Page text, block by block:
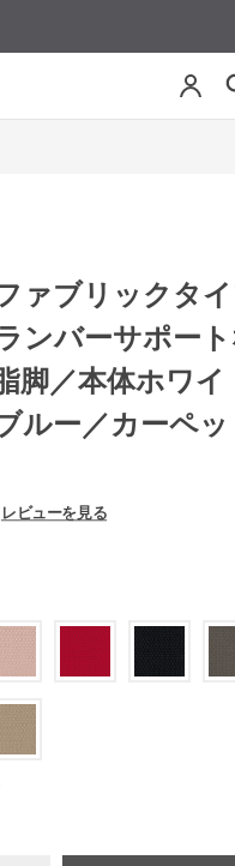
ァブリックタ
ンバーサポー
脚／本体ホワイ
ルー／カーペ
レビューを見る